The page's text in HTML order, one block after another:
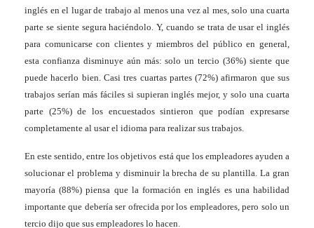
inglés en el lugar de trabajo al menos una vez al mes, solo una cuarta
parte se siente segura haciéndolo. Y, cuando se trata de usar el inglés
para comunicarse con clientes y miembros del público en general,
esta confianza disminuye aún más: solo un tercio (36%) siente que
puede hacerlo bien. Casi tres cuartas partes (72%) afirmaron que sus
trabajos serían más fáciles si supieran inglés mejor, y solo una cuarta
parte (25%) de los encuestados sintieron que podían expresarse
completamente al usar el idioma para realizar sus trabajos.
En este sentido, entre los objetivos estáque los empleadores ayuden a
solucionar el problema y disminuir la brecha de su plantilla. La gran
mayoría (88%) piensa que la formación en inglés es una habilidad
importante que debería ser ofrecida por los empleadores, pero solo un
tercio dijo que sus empleadores lo hacen.